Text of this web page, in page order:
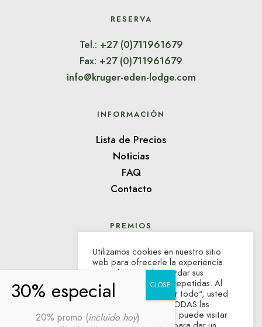
RESERVA
Tel.: +27 (0)711961679
Fax: +27 (0)711961679
info@kruger-eden-lodge.com
INFORMACIÓN
Lista de Precios
Noticias
FAQ
Contacto
PREMIOS
Utilizamos cookies en nuestro sitio
web para ofrecerle la experiencia
más relevante al recordar sus
preferencias y visitas repetidas. Al
hacer clic en "Aceptar todo", usted
consiente el uso de TODAS las
cookies. Sin embargo, puede visitar
20% promo (incluido hoy)